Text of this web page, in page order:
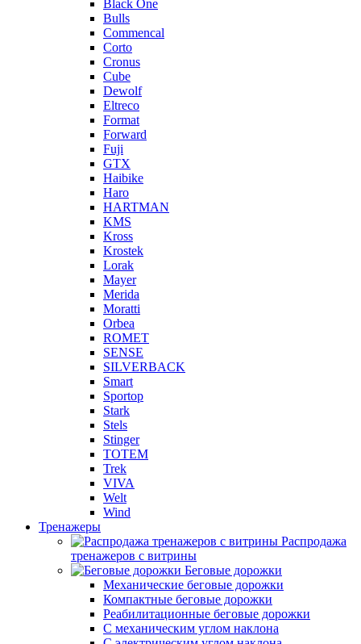
Black One
Bulls
Commencal
Corto
Cronus
Cube
Dewolf
Eltreco
Format
Forward
Fuji
GTX
Haibike
Haro
HARTMAN
KMS
Kross
Krostek
Lorak
Mayer
Merida
Moratti
Orbea
ROMET
SENSE
SILVERBACK
Smart
Sportop
Stark
Stels
Stinger
TOTEM
Trek
VIVA
Welt
Wind
Тренажеры
Распродажа
тренажеров с витрины
Беговые дорожки
Механические беговые дорожки
Компактные беговые дорожки
Реабилитационные беговые дорожки
С механическим углом наклона